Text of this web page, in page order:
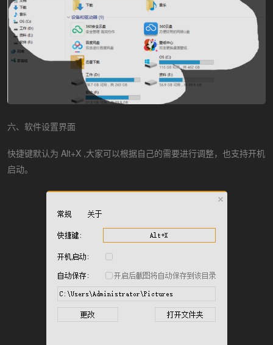
六、软件设置界面
快捷键默认为 Alt+X ,大家可以根据自己的需要进行调整，也支持开机
启动。